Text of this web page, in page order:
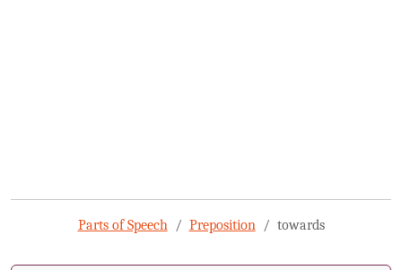
Parts of Speech Preposition towards